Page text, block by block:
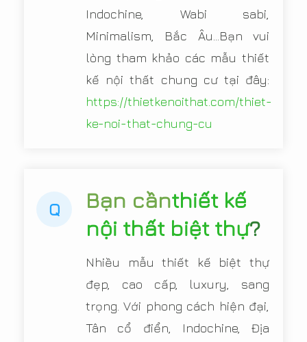
Indochine, Wabi sabi,
Minimalism, Bắc Âu...Bạn vui
lòng tham khảo các mẫu thiết
kế nội thất chung cư tại đây:
https://thietkenoithat.com/thiet-
ke-noi-that-chung-cu
Q Bạn cầnthiết kế
nội thất biệt thự?
Nhiều mẫu thiết kế biệt thự
đẹp, cao cấp, luxury, sang
trọng. Với phong cách hiện đại,
Tân cổ điển, Indochine, Địa